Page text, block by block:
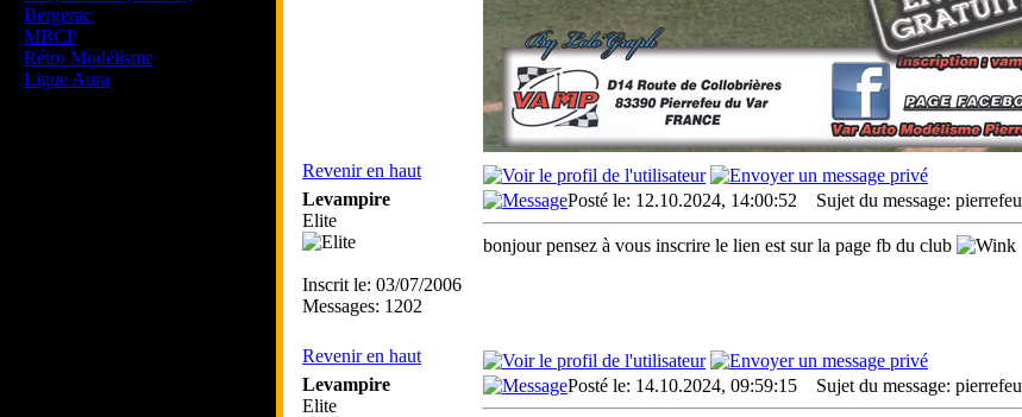
Bergerac
MBCP
Rétro Modélisme
Ligue Aura
Revenir en haut
Levampire
Elite
Inscrit le: 03/07/2006
Messages: 1202
Posté le: 12.10.2024, 14:00:52 Sujet du message: pierrefeu
bonjour pensez à vous inscrire le lien est sur la page fb du club
Revenir en haut
Levampire
Elite
Posté le: 14.10.2024, 09:59:15 Sujet du message: pierrefeu